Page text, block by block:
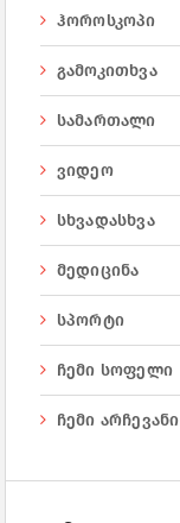
ჰოროსკოპი
გამოკითხვა
სამართალი
ვიდეო
სხვადასხვა
მედიცინა
სპორტი
ჩემი სოფელი
ჩემი არჩევანი